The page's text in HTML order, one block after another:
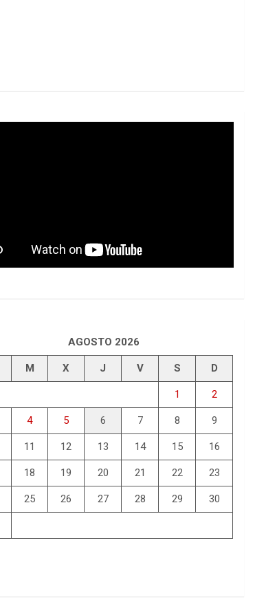
AGOSTO 2026
M X J V S D
1 2
4 5 6 7 8 9
11 12 13 14 15 16
18 19 20 21 22 23
25 26 27 28 29 30